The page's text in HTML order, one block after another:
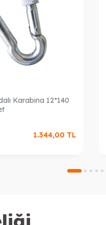
Karabina 12*140
1.344,00 TL